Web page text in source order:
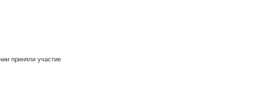
приняли участие